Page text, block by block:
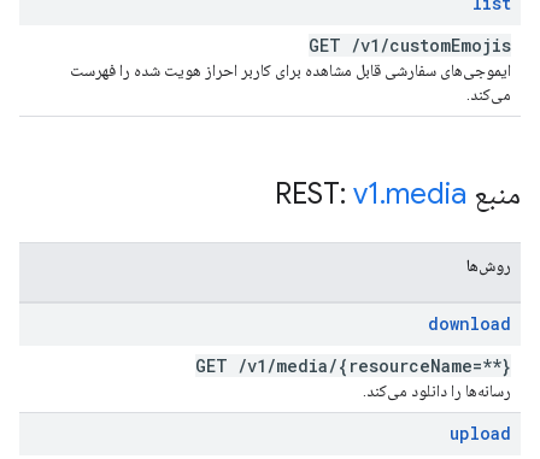
GET /v1 /customEmojis
ایموجی‌های سفارشی قابل مشاهده برای کاربر احراز هویت شده را فهرست
می‌کند.
منبع REST: v1.media
روش‌ها
download
GET /v1 /media/{resourceName=**}
رسانه‌ها را دانلود می‌کند.
upload